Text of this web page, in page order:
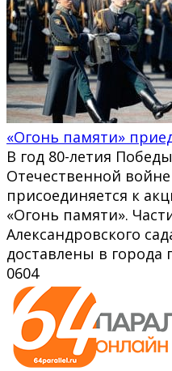
«Огонь памяти»
В год 80-летия
Отечественной войне
присоединяется к
«Огонь памяти».
Александровского
доставлены в города
0604